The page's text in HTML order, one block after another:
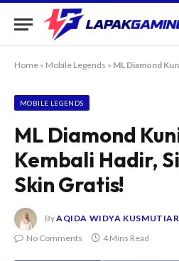
Home » Mobile Legends » ML Diamond Kuning
MOBILE LEGENDS
ML Diamond
Kembali Hadir,
Skin Gratis!
ByAQIDA WIDYA
No Comments
4 Mins Read